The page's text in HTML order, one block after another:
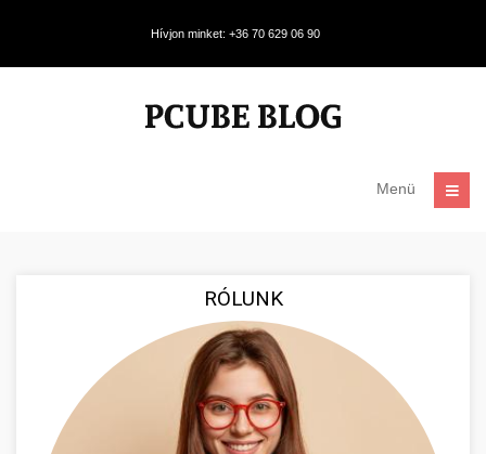
Hívjon minket: +36 70 629 06 90
Menü
RÓLUNK